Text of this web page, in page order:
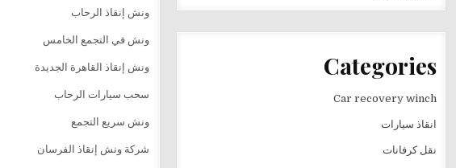
ونش إنقاذ الرحاب
ونش في التجمع الخامس
ونش إنقاذ القاهرة الجديدة
سحب سيارات الرحاب
ونش سريع التجمع
شركة ونش إنقاذ الفرسان
Categories
Car recovery winch
انقاذ سيارات
نقل كرفانات